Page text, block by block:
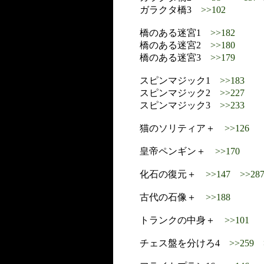
ガラクタ橋3 >>102
橋のある迷宮1 >>182
橋のある迷宮2 >>180
橋のある迷宮3 >>179
スピンマジック1 >>183
スピンマジック2 >>227
スピンマジック3 >>233
猫のソリティア＋ >>126
皇帝ペンギン＋ >>170
化石の復元＋ >>147 >>287
古代の石像＋ >>188
トランクの中身＋ >>101
チェス盤を分けろ4 >>259